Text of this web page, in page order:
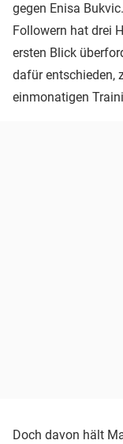
gegen Enisa
Followern hat drei
ersten Blick
dafür entschieden,
einmonatigen
Doch davon hält